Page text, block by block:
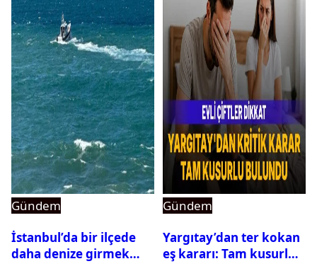
Gündem
İstanbul’da bir ilçede
daha denize girmek
Gündem
Yargıtay’dan ter kokan
eş kararı: Tam kusurlu